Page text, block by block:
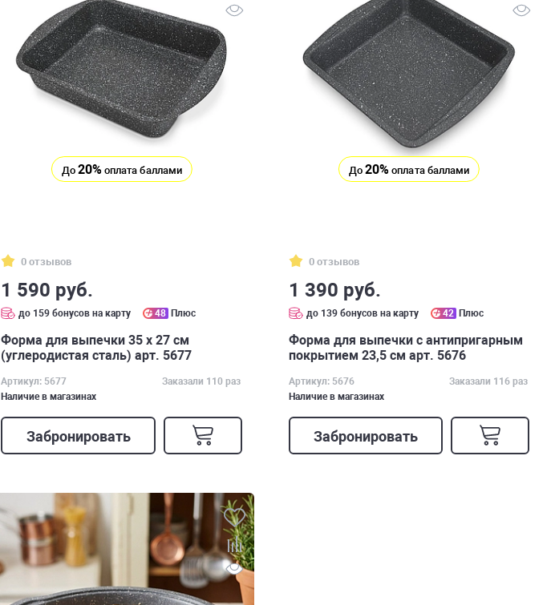
До 20% оплата баллами
0 отзывов
1 590 руб.
до 159 бонусов на карту 48 Плюс
Форма для выпечки 35 х 27 см
(углеродистая сталь) арт. 5677
Артикул: 5677
Заказали 110 раз
Наличие в магазинах
Забронировать
До20% оплата баллами
0 отзывов
1 390 руб.
до 139 бонусов на карту 42 Плюс
Форма для выпечки с антипригарным
покрытием 23,5 см арт. 5676
Артикул: 5676
Заказали 116 раз
Наличие в магазинах
Забронировать